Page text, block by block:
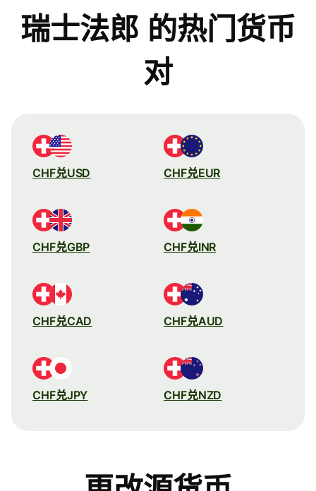
瑞士法郎 的热门货币
对
CHF兑USD CHF兑EUR
CHF兑GBP CHF兑INR
CHF兑CAD CHF兑AUD
CHF兑JPY CHF兑NZD